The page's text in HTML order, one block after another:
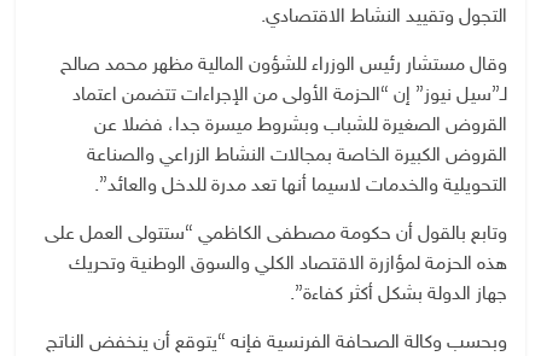
التجول وتقييد النشاط الاقتصادي.
وقال مستشار رئيس الوزراء للشؤون المالية مظهر محمد صالح
لـ”سيل نيوز” إن “الحزمة الأولى من الإجراءات تتضمن اعتماد
القروض الصغيرة للشباب وبشروط ميسرة جدا، فضلا عن
القروض الكبيرة الخاصة بمجالات النشاط الزراعي والصناعة
التحويلية والخدمات لاسيما أنها تعد مدرة للدخل والعائد”.
وتابع بالقول أن حكومة مصطفى الكاظمي “ستتولى العمل على
هذه الحزمة لمؤازرة الاقتصاد الكلي والسوق الوطنية وتحريك
جهاز الدولة بشكل أكثر كفاءة”.
وبحسب وكالة الصحافة الفرنسية فإنه “يتوقع أن ينخفض الناتج